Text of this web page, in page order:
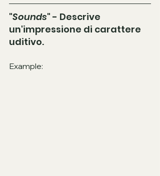
"Sounds" - Descrive
un'impressione di carattere
uditivo.
Example: